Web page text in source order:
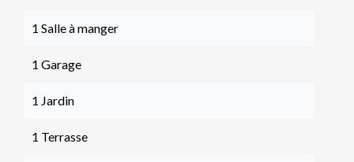
1 Salle à manger
1 Garage
1 Jardin
1 Terrasse